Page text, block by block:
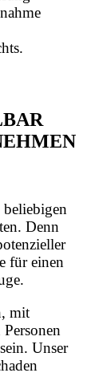
Denn
für einen
mit
Unser